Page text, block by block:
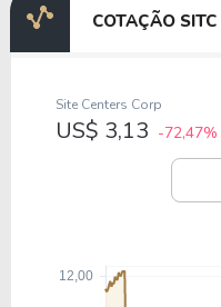
COTAÇÃO SITC
Site Centers Corp
US$ 3,13 -72,47%